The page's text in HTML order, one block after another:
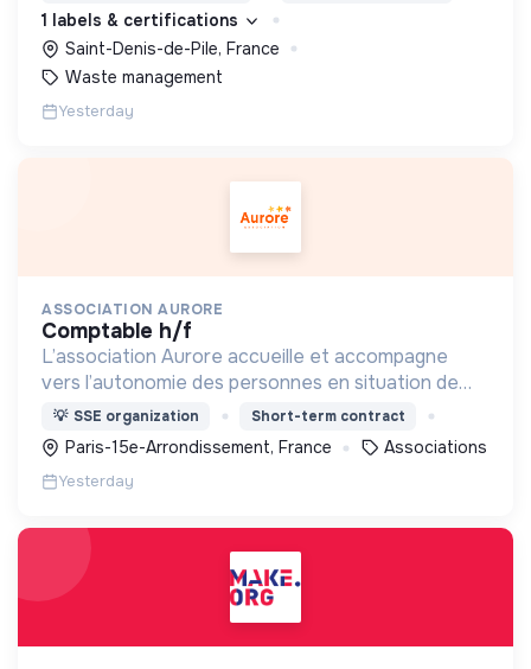
1 labels & certifications
Saint-Denis-de-Pile, France
Waste management
Yesterday
ASSOCIATION AURORE
comptable h/f
L’association Aurore accueille et accompagne
vers l’autonomie des personnes en situation de
précarité ou d’exclusion via l’hébergement, les
soins et l’insertion sociale et professionnelle.
💡 SSE organization Short-term contract
Paris-15e-Arrondissement, France Associations
Yesterday